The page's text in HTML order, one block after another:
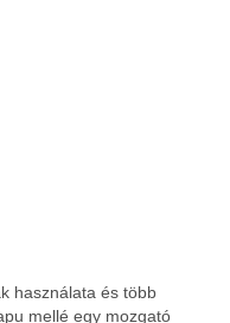
használata és több
mellé egy mozgató